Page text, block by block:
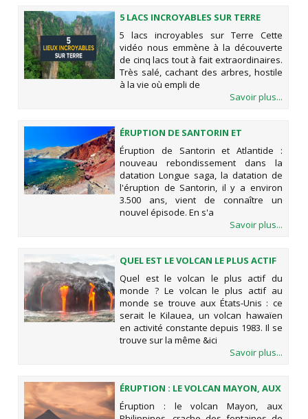
5 LACS INCROYABLES SUR TERRE
5 lacs incroyables sur Terre Cette
vidéo nous emmène à la découverte
de cinq lacs tout à fait extraordinaires.
Très salé, cachant des arbres, hostile
à la vie où empli de
Savoir plus...
ÉRUPTION DE SANTORIN ET
ATLANTIDE : NOUVEAU
REBONDISSEMENT DANS LA
DATATION
Éruption de Santorin et Atlantide :
nouveau rebondissement dans la
datation Longue saga, la datation de
l'éruption de Santorin, il y a environ
3.500 ans, vient de connaître un
nouvel épisode. En s'a
Savoir plus...
QUEL EST LE VOLCAN LE PLUS ACTIF
DU MONDE ?
Quel est le volcan le plus actif du
monde ? Le volcan le plus actif au
monde se trouve aux États-Unis : ce
serait le Kilauea, un volcan hawaïen
en activité constante depuis 1983. Il se
trouve sur la même &ici
Savoir plus...
ÉRUPTION : LE VOLCAN MAYON, AUX
PHILIPPINES, CRACHE DES
FONTAINES DE LAVE
Éruption : le volcan Mayon, aux